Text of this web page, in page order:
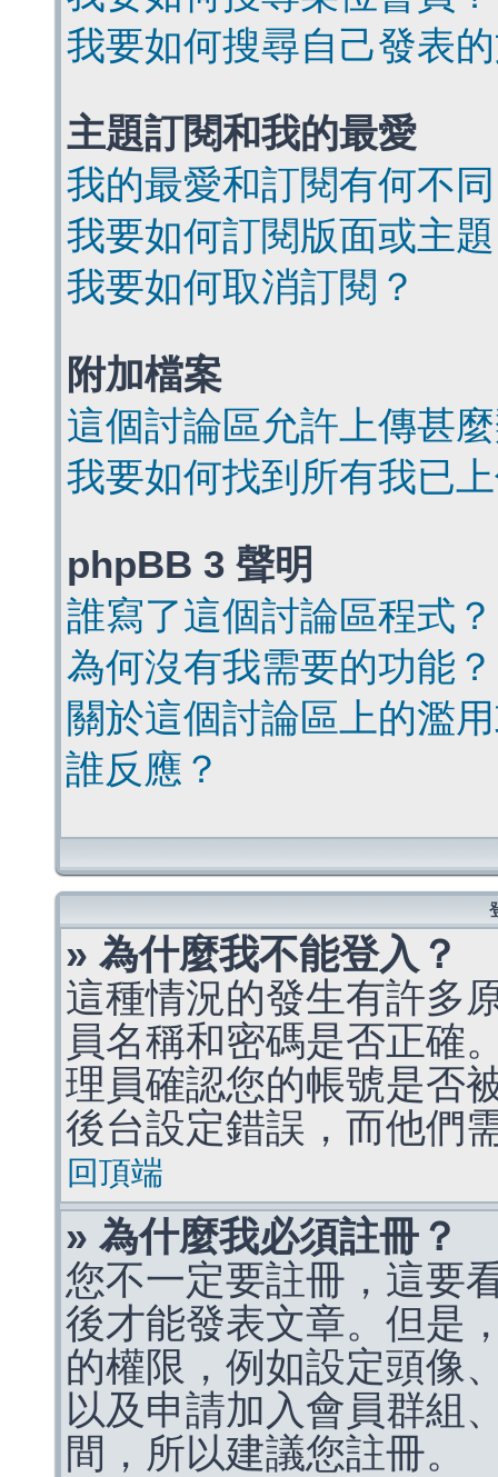
我要如何搜尋自己發表
主題訂閱和我的最愛
我的最愛和訂閱有何不
我要如何訂閱版面或主
我要如何取消訂閱？
附加檔案
這個討論區允許上傳甚
我要如何找到所有我已
phpBB 3 聲明
誰寫了這個討論區程式？
為何沒有我需要的功能？
關於這個討論區上的濫
誰反應？
» 為什麼我不能登入？
這種情況的發生有許多
員名稱和密碼是否正確
理員確認您的帳號是否
後台設定錯誤，而他們
回頂端
» 為什麼我必須註冊？
您不一定要註冊，這要
後才能發表文章。但是
的權限，例如設定頭像
以及申請加入會員群組
間，所以建議您註冊。